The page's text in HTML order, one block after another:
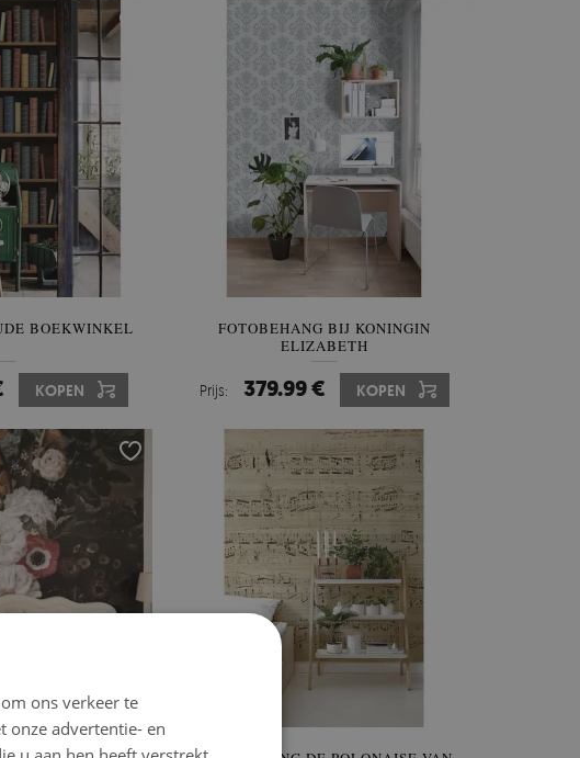
BOEKWINKEL
KOPEN
FOTOBEHANG BIJ KONINGIN
ELIZABETH
Prijs: 379.99 € KOPEN
ons verkeer te
onze advertentie- en